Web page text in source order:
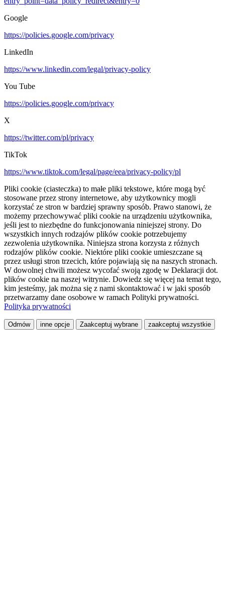
Google
https://policies.google.com/privacy
LinkedIn
https://www.linkedin.com/legal/privacy-policy
You Tube
https://policies.google.com/privacy
X
https://twitter.com/pl/privacy
TikTok
https://www.tiktok.com/legal/page/eea/privacy-policy/pl
Pliki cookie (ciasteczka) to małe pliki tekstowe, które mogą być
stosowane przez strony internetowe, aby użytkownicy mogli
korzystać ze stron w bardziej sprawny sposób. Prawo stanowi, że
możemy przechowywać pliki cookie na urządzeniu użytkownika,
jeśli jest to niezbędne do funkcjonowania niniejszej strony. Do
wszystkich innych rodzajów plików cookie potrzebujemy
zezwolenia użytkownika. Niniejsza strona korzysta z różnych
rodzajów plików cookie. Niektóre pliki cookie umieszczane są
przez usługi stron trzecich, które pojawiają się na naszych stronach.
W dowolnej chwili możesz wycofać swoją zgodę w Deklaracji dot.
plików cookie na naszej witrynie. Dowiedz się więcej na temat tego,
kim jesteśmy, jak można się z nami skontaktować i w jaki sposób
przetwarzamy dane osobowe w ramach Polityki prywatności.
Polityka prywatności
Odmów inne opcje Zaakceptuj wybrane zaakceptuj wszystkie